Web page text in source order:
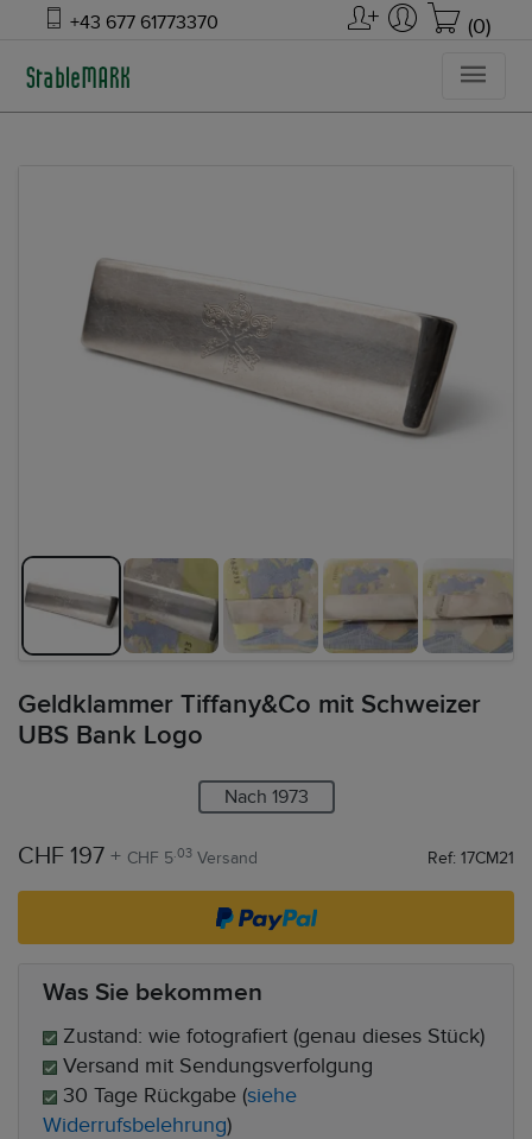
+43 677 61773370 (0)
Geldklammer Tiffany&Co mit Schweizer
UBS Bank Logo
Nach 1973
CHF 197 + CHF 5.03 Versand Ref: 17CM21
Was Sie bekommen
Zustand: wie fotografiert (genau dieses Stück)
Versand mit Sendungsverfolgung
30 Tage Rückgabe (siehe
Widerrufsbelehrung)